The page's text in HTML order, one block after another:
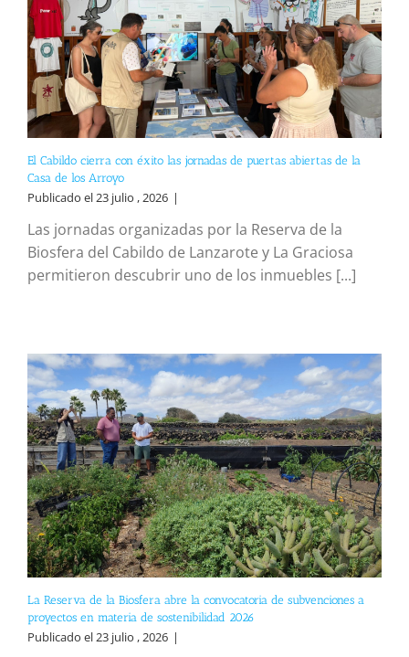
El Cabildo cierra con éxito las jornadas de puertas abiertas de la
Casa de los Arroyo
Publicado el 23 julio , 2026 |
Las jornadas organizadas por la Reserva de la
Biosfera del Cabildo de Lanzarote y La Graciosa
permitieron descubrir uno de los inmuebles [...]
La Reserva de la Biosfera abre la convocatoria de subvenciones a
proyectos en materia de sostenibilidad 2026
Publicado el 23 julio , 2026 |